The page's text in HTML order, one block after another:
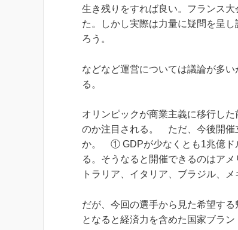
生き残りをすれば良い。フランス
た。しかし実際は力量に疑問を呈
ろう。
などなど運営については議論が多
る。
オリンピックが商業主義に移行し
のか注目される。 ただ、今後開催
か。 ① GDPが少なくとも1兆億ド
る。そうなると開催できるのはア
トラリア、イタリア、ブラジル、メ
だが、今回の選手から見た希望す
となると経済力を含めた国家ブラン